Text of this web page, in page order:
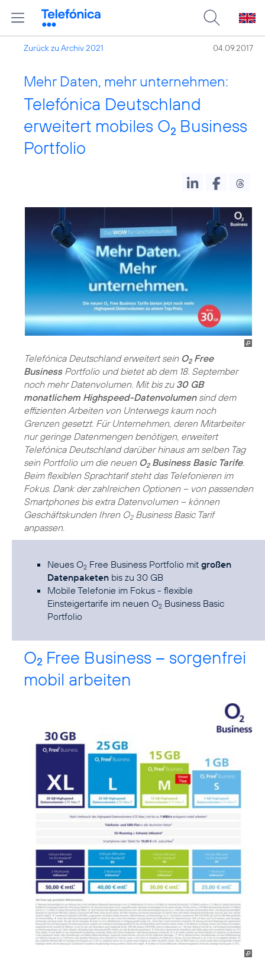
Zurück zu Archiv 2021 04.09.2017
Mehr Daten, mehr unternehmen:
Telefónica Deutschland
erweitert mobiles O2 Business
Portfolio
Telefónica Deutschland erweitert sein O2Free
BusinessPortfolio und bietet ab dem 18. September
noch mehr Datenvolumen. Mit bis zu 30 GB
monatlichem Highspeed-Datenvolumensind dem
effizienten Arbeiten von Unterwegs kaum noch
Grenzen gesetzt. Für Unternehmen, deren Mitarbeiter
nur geringe Datenmengen benötigen, erweitert
Telefónica Deutschland darüber hinaus am selben Tag
sein Portfolio um die neuen O2Business Basic Tarife.
Beim flexiblen Sprachtarif steht das Telefonieren im
Fokus. Dank der zahlreichen Optionen – von passenden
Smartphones bis extra Datenvolumen – können
Geschäftskunden Ihren O2Business Basic Tarif
anpassen.
Neues O2 Free Business Portfolio mit großen
Datenpaketen bis zu 30 GB
Mobile Telefonie im Fokus - flexible
Einsteigertarife im neuen O2 Business Basic
Portfolio
O2 Free Business – sorgenfrei
mobil arbeiten